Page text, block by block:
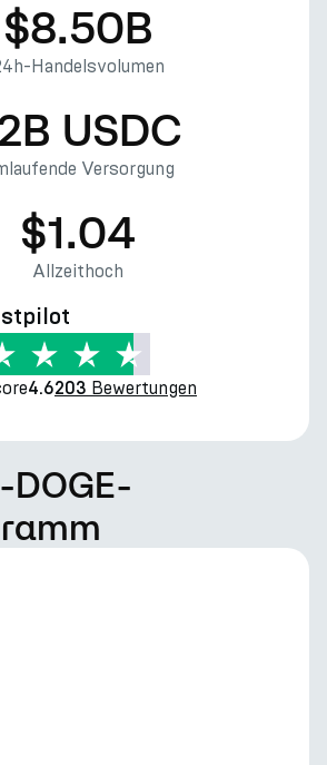
$8.50B
Handelsvolumen
USDC
Versorgung
$1.04
Allzeithoch
4.6203 Bewertungen
DOGE-